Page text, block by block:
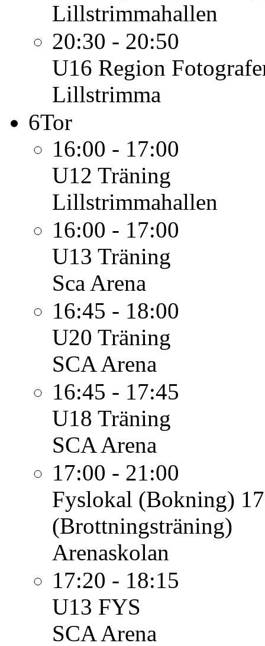
Lillstrimmahallen
20:30 - 20:50
U16 Region
Lillstrimma
6Tor
16:00 - 17:00
U12 Träning
Lillstrimmahallen
16:00 - 17:00
U13 Träning
Sca Arena
16:45 - 18:00
U20 Träning
SCA Arena
16:45 - 17:45
U18 Träning
SCA Arena
17:00 - 21:00
Fyslokal (Bokning)
(Brottningsträning)
Arenaskolan
17:20 - 18:15
U13 FYS
SCA Arena